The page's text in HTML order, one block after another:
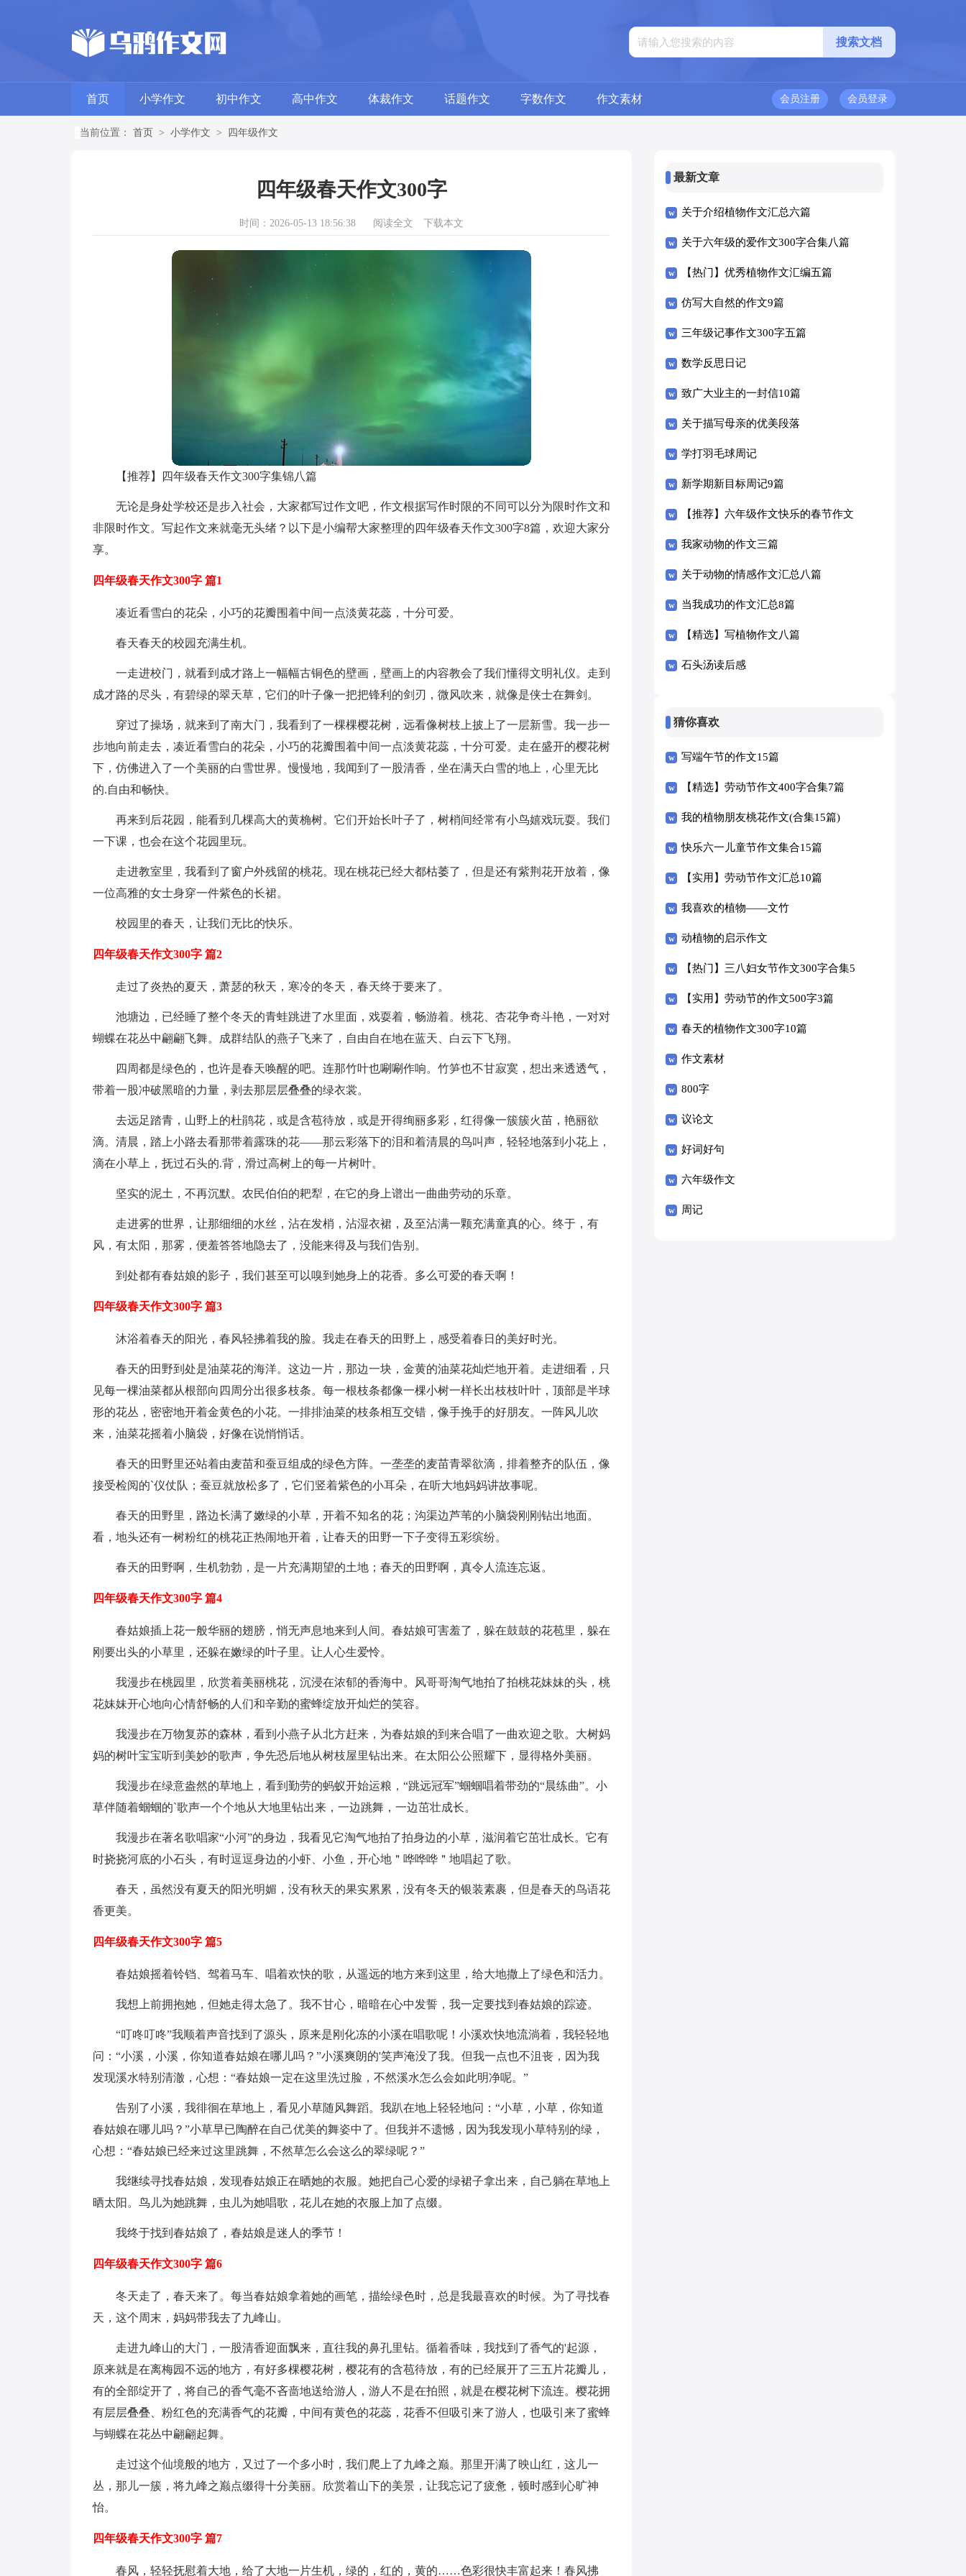
首页 小学作文 初中作文 高中作文 体裁作文 话题作文 字数作文 作文素材 会员登录
会员注册
当前位置： 首页 > 小学作文 > 四年级作文
四年级春天作文300字
时间：2026-05-13 18:56:38 阅读全文 下载本文
【推荐】四年级春天作文300字集锦八篇
无论是身处学校还是步入社会，大家都写过作文吧，作文根据写作时限的不同可以分为限时作文和
非限时作文。写起作文来就毫无头绪？以下是小编帮大家整理的四年级春天作文300字8篇，欢迎大家分
享。
四年级春天作文300字 篇1
凑近看雪白的花朵，小巧的花瓣围着中间一点淡黄花蕊，十分可爱。
春天春天的校园充满生机。
一走进校门，就看到成才路上一幅幅古铜色的壁画，壁画上的内容教会了我们懂得文明礼仪。走到
成才路的尽头，有碧绿的翠天草，它们的叶子像一把把锋利的剑刃，微风吹来，就像是侠士在舞剑。
穿过了操场，就来到了南大门，我看到了一棵棵樱花树，远看像树枝上披上了一层新雪。我一步一
步地向前走去，凑近看雪白的花朵，小巧的花瓣围着中间一点淡黄花蕊，十分可爱。走在盛开的樱花树
下，仿佛进入了一个美丽的白雪世界。慢慢地，我闻到了一股清香，坐在满天白雪的地上，心里无比
的.自由和畅快。
再来到后花园，能看到几棵高大的黄桷树。它们开始长叶子了，树梢间经常有小鸟嬉戏玩耍。我们
一下课，也会在这个花园里玩。
走进教室里，我看到了窗户外残留的桃花。现在桃花已经大都枯萎了，但是还有紫荆花开放着，像
一位高雅的女士身穿一件紫色的长裙。
校园里的春天，让我们无比的快乐。
四年级春天作文300字 篇2
走过了炎热的夏天，萧瑟的秋天，寒冷的冬天，春天终于要来了。
池塘边，已经睡了整个冬天的青蛙跳进了水里面，戏耍着，畅游着。桃花、杏花争奇斗艳，一对对
蝴蝶在花丛中翩翩飞舞。成群结队的燕子飞来了，自由自在地在蓝天、白云下飞翔。
四周都是绿色的，也许是春天唤醒的吧。连那竹叶也唰唰作响。竹笋也不甘寂寞，想出来透透气，
带着一股冲破黑暗的力量，剥去那层层叠叠的绿衣裳。
去远足踏青，山野上的杜鹃花，或是含苞待放，或是开得绚丽多彩，红得像一簇簇火苗，艳丽欲
滴。清晨，踏上小路去看那带着露珠的花——那云彩落下的泪和着清晨的鸟叫声，轻轻地落到小花上，
滴在小草上，抚过石头的.背，滑过高树上的每一片树叶。
坚实的泥土，不再沉默。农民伯伯的耙犁，在它的身上谱出一曲曲劳动的乐章。
走进雾的世界，让那细细的水丝，沾在发梢，沾湿衣裙，及至沾满一颗充满童真的心。终于，有
风，有太阳，那雾，便羞答答地隐去了，没能来得及与我们告别。
到处都有春姑娘的影子，我们甚至可以嗅到她身上的花香。多么可爱的春天啊！
四年级春天作文300字 篇3
沐浴着春天的阳光，春风轻拂着我的脸。我走在春天的田野上，感受着春日的美好时光。
春天的田野到处是油菜花的海洋。这边一片，那边一块，金黄的油菜花灿烂地开着。走进细看，只
见每一棵油菜都从根部向四周分出很多枝条。每一根枝条都像一棵小树一样长出枝枝叶叶，顶部是半球
形的花丛，密密地开着金黄色的小花。一排排油菜的枝条相互交错，像手挽手的好朋友。一阵风儿吹
来，油菜花摇着小脑袋，好像在说悄悄话。
春天的田野里还站着由麦苗和蚕豆组成的绿色方阵。一垄垄的麦苗青翠欲滴，排着整齐的队伍，像
接受检阅的`仪仗队；蚕豆就放松多了，它们竖着紫色的小耳朵，在听大地妈妈讲故事呢。
春天的田野里，路边长满了嫩绿的小草，开着不知名的花；沟渠边芦苇的小脑袋刚刚钻出地面。
看，地头还有一树粉红的桃花正热闹地开着，让春天的田野一下子变得五彩缤纷。
春天的田野啊，生机勃勃，是一片充满期望的土地；春天的田野啊，真令人流连忘返。
四年级春天作文300字 篇4
春姑娘插上花一般华丽的翅膀，悄无声息地来到人间。春姑娘可害羞了，躲在鼓鼓的花苞里，躲在
刚要出头的小草里，还躲在嫩绿的叶子里。让人心生爱怜。
我漫步在桃园里，欣赏着美丽桃花，沉浸在浓郁的香海中。风哥哥淘气地拍了拍桃花妹妹的头，桃
花妹妹开心地向心情舒畅的人们和辛勤的蜜蜂绽放开灿烂的笑容。
我漫步在万物复苏的森林，看到小燕子从北方赶来，为春姑娘的到来合唱了一曲欢迎之歌。大树妈
妈的树叶宝宝听到美妙的歌声，争先恐后地从树枝屋里钻出来。在太阳公公照耀下，显得格外美丽。
我漫步在绿意盎然的草地上，看到勤劳的蚂蚁开始运粮，“跳远冠军”蝈蝈唱着带劲的“晨练曲”。小
草伴随着蝈蝈的`歌声一个个地从大地里钻出来，一边跳舞，一边茁壮成长。
我漫步在著名歌唱家“小河”的身边，我看见它淘气地拍了拍身边的小草，滋润着它茁壮成长。它有
时挠挠河底的小石头，有时逗逗身边的小虾、小鱼，开心地＂哗哗哗＂地唱起了歌。
春天，虽然没有夏天的阳光明媚，没有秋天的果实累累，没有冬天的银装素裹，但是春天的鸟语花
香更美。
四年级春天作文300字 篇5
春姑娘摇着铃铛、驾着马车、唱着欢快的歌，从遥远的地方来到这里，给大地撒上了绿色和活力。
我想上前拥抱她，但她走得太急了。我不甘心，暗暗在心中发誓，我一定要找到春姑娘的踪迹。
“叮咚叮咚”我顺着声音找到了源头，原来是刚化冻的小溪在唱歌呢！小溪欢快地流淌着，我轻轻地
问：“小溪，小溪，你知道春姑娘在哪儿吗？”小溪爽朗的'笑声淹没了我。但我一点也不沮丧，因为我
发现溪水特别清澈，心想：“春姑娘一定在这里洗过脸，不然溪水怎么会如此明净呢。”
告别了小溪，我徘徊在草地上，看见小草随风舞蹈。我趴在地上轻轻地问：“小草，小草，你知道
春姑娘在哪儿吗？”小草早已陶醉在自己优美的舞姿中了。但我并不遗憾，因为我发现小草特别的绿，
心想：“春姑娘已经来过这里跳舞，不然草怎么会这么的翠绿呢？”
我继续寻找春姑娘，发现春姑娘正在晒她的衣服。她把自己心爱的绿裙子拿出来，自己躺在草地上
晒太阳。鸟儿为她跳舞，虫儿为她唱歌，花儿在她的衣服上加了点缀。
我终于找到春姑娘了，春姑娘是迷人的季节！
四年级春天作文300字 篇6
冬天走了，春天来了。每当春姑娘拿着她的画笔，描绘绿色时，总是我最喜欢的时候。为了寻找春
天，这个周末，妈妈带我去了九峰山。
走进九峰山的大门，一股清香迎面飘来，直往我的鼻孔里钻。循着香味，我找到了香气的'起源，
原来就是在离梅园不远的地方，有好多棵樱花树，樱花有的含苞待放，有的已经展开了三五片花瓣儿，
有的全部绽开了，将自己的香气毫不吝啬地送给游人，游人不是在拍照，就是在樱花树下流连。樱花拥
有层层叠叠、粉红色的充满香气的花瓣，中间有黄色的花蕊，花香不但吸引来了游人，也吸引来了蜜蜂
与蝴蝶在花丛中翩翩起舞。
走过这个仙境般的地方，又过了一个多小时，我们爬上了九峰之巅。那里开满了映山红，这儿一
丛，那儿一簇，将九峰之巅点缀得十分美丽。欣赏着山下的美景，让我忘记了疲惫，顿时感到心旷神
怡。
四年级春天作文300字 篇7
春风，轻轻抚慰着大地，给了大地一片生机，绿的，红的，黄的……色彩很快丰富起来！春风拂
最新文章
关于介绍植物作文汇总六篇
关于六年级的爱作文300字合集八篇
【热门】优秀植物作文汇编五篇
仿写大自然的作文9篇
三年级记事作文300字五篇
数学反思日记
致广大业主的一封信10篇
关于描写母亲的优美段落
学打羽毛球周记
新学期新目标周记9篇
【推荐】六年级作文快乐的春节作文
合集6篇
我家动物的作文三篇
关于动物的情感作文汇总八篇
当我成功的作文汇总8篇
【精选】写植物作文八篇
石头汤读后感
猜你喜欢
写端午节的作文15篇
【精选】劳动节作文400字合集7篇
我的植物朋友桃花作文(合集15篇)
快乐六一儿童节作文集合15篇
【实用】劳动节作文汇总10篇
我喜欢的植物——文竹
动植物的启示作文
【热门】三八妇女节作文300字合集5
篇
【实用】劳动节的作文500字3篇
春天的植物作文300字10篇
作文素材
800字
议论文
好词好句
六年级作文
周记